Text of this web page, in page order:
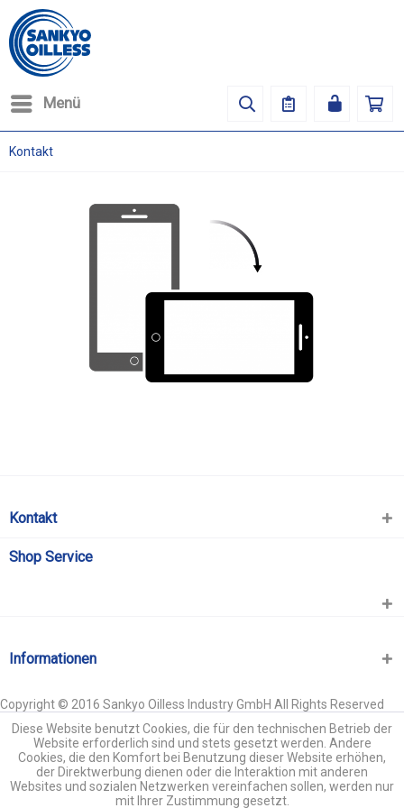
Menü
Kontakt
Kontakt
Shop Service
Informationen
Copyright © 2016 Sankyo Oilless Industry GmbH All Rights Reserved
Diese Website benutzt Cookies, die für den technischen Betrieb der
Website erforderlich sind und stets gesetzt werden. Andere
Cookies, die den Komfort bei Benutzung dieser Website erhöhen,
der Direktwerbung dienen oder die Interaktion mit anderen
Websites und sozialen Netzwerken vereinfachen sollen, werden nur
mit Ihrer Zustimmung gesetzt.